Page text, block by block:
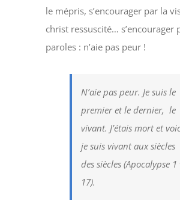
le mépris, s’encourager par la
christ ressuscité… s’encourager
paroles : n’aie pas peur !
N’aie pas peur. Je suis le
premier et le dernier, le
vivant. J’étais mort et
je suis vivant aux siècles
des siècles (Apocalypse 1
17).